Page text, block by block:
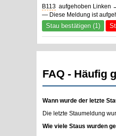
B113 aufgehoben Linken
— Diese Meldung ist
Stau bestätigen (1)
FAQ - Häufig
Wann wurde der letzte
Die letzte Staumeldung
Wie viele Staus wurden